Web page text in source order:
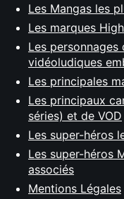
Les Mangas les
Les marques
Les
vidéoludiques
Les principales
Les principaux
séries) et de VOD
Les super-héros
Les super-héros
associés
Mentions Légales